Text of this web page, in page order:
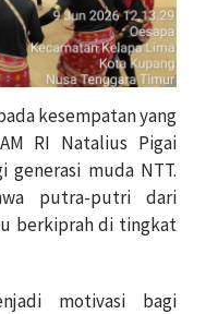
kesempatan yang
RI Natalius Pigai
generasi muda NTT.
putra-putri dari
berkiprah di tingkat
motivasi bagi